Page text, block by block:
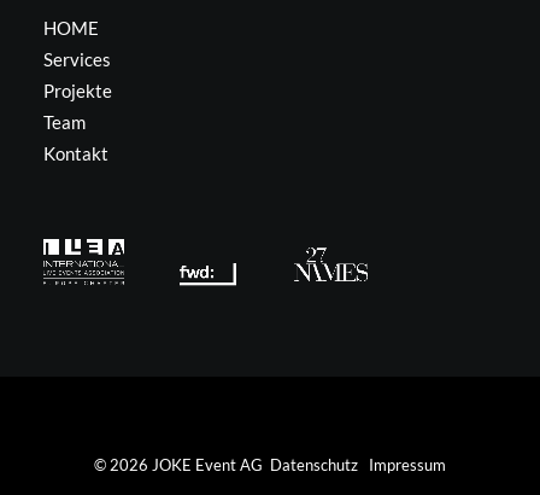
HOME
Services
Projekte
Team
Kontakt
© 2026 JOKE Event AG Datenschutz Impressum